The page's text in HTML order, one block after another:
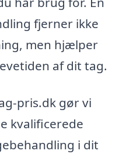
fjerner ikke
men hjælper
af dit tag.
pris.dk gør vi
kvalificerede
i dit